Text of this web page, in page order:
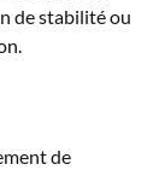
de stabilité ou
de